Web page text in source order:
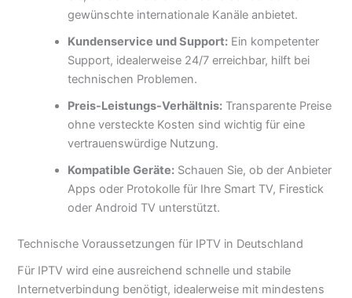
gewünschte internationale Kanäle anbietet.
Kundenservice und Support: Ein kompetenter
Support, idealerweise 24/7 erreichbar, hilft bei
technischen Problemen.
Preis-Leistungs-Verhältnis: Transparente Preise
ohne versteckte Kosten sind wichtig für eine
vertrauenswürdige Nutzung.
Kompatible Geräte: Schauen Sie, ob der Anbieter
Apps oder Protokolle für Ihre Smart TV, Firestick
oder Android TV unterstützt.
Technische Voraussetzungen für IPTV in Deutschland
Für IPTV wird eine ausreichend schnelle und stabile
Internetverbindung benötigt, idealerweise mit mindestens